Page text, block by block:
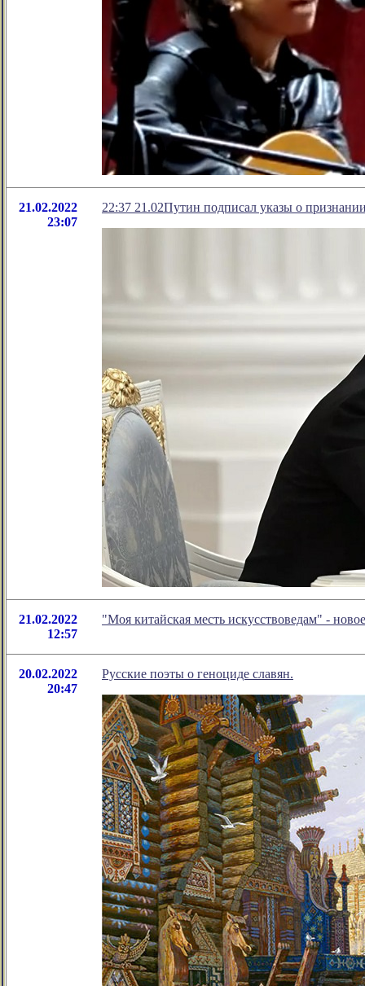
21.02.2022
23:07
22:37 21.02Путин подписал указы о
21.02.2022
12:57
"Моя китайская месть искусствоведам" -
20.02.2022
20:47
Русские поэты о геноциде славян.